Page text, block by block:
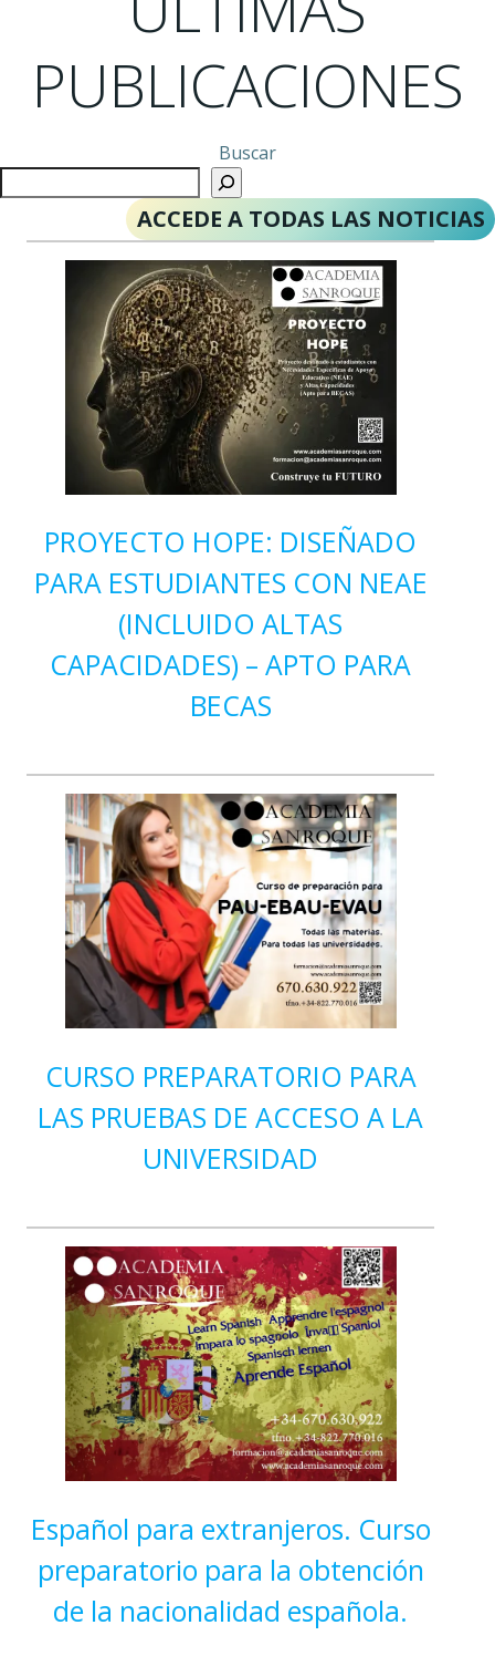
PUBLICACIONES
Buscar
ACCEDE A TODAS LAS NOTICIAS
PROYECTO HOPE: DISEÑADO
PARA ESTUDIANTES CON NEAE
(INCLUIDO ALTAS
CAPACIDADES) – APTO PARA
BECAS
CURSO PREPARATORIO PARA
LAS PRUEBAS DE ACCESO A LA
UNIVERSIDAD
Español para extranjeros. Curso
preparatorio para la obtención
de la nacionalidad española.